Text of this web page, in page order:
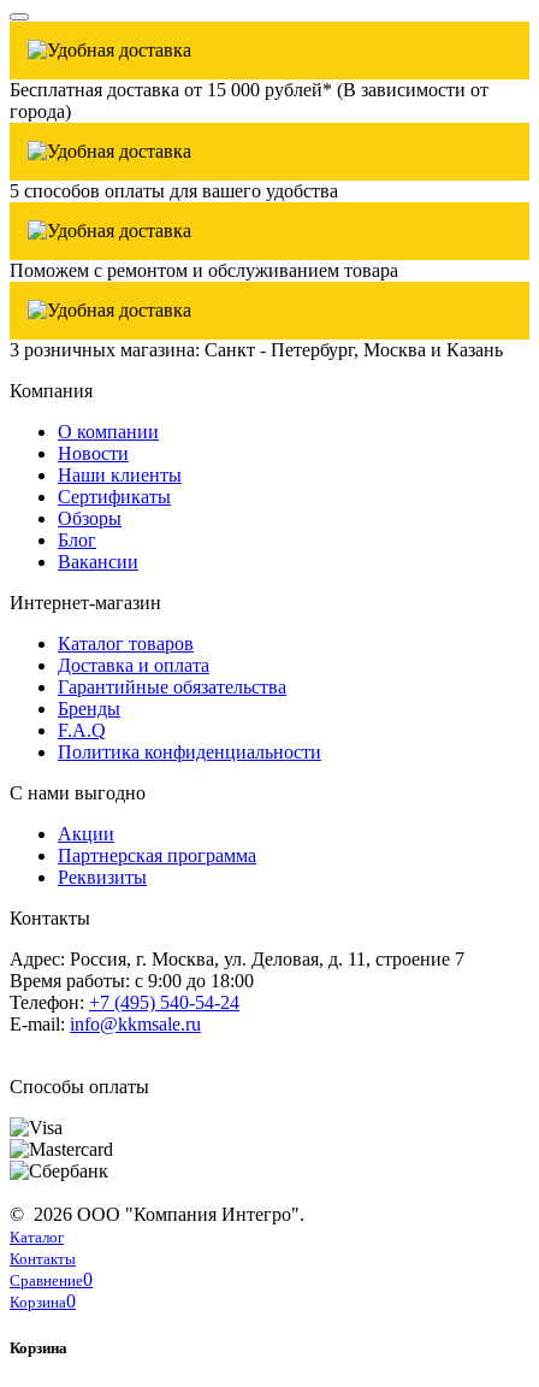
Бесплатная доставка от 15 000 рублей* (В зависимости от
города)
5 способов оплаты для вашего удобства
Поможем с ремонтом и обслуживанием товара
3 розничных магазина: Санкт - Петербург, Москва и Казань
Компания
О компании
Новости
Наши клиенты
Сертификаты
Обзоры
Блог
Вакансии
Интернет-магазин
Каталог товаров
Доставка и оплата
Гарантийные обязательства
Бренды
F.A.Q
Политика конфиденциальности
С нами выгодно
Акции
Партнерская программа
Реквизиты
Контакты
Адрес: Россия, г. Москва, ул. Деловая, д. 11, строение 7
Время работы: с 9:00 до 18:00
Телефон: +7 (495) 540-54-24
E-mail: info@kkmsale.ru
Способы оплаты
© 2026 ООО "Компания Интегро".
Каталог
Контакты
Сравнение0
Корзина0
Корзина